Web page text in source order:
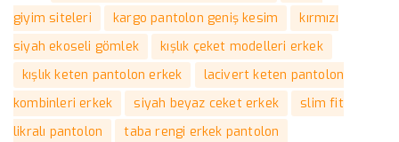
giyim siteleri
kargo pantolon geniş kesim
kırmızı
siyah ekoseli gömlek
kışlık çeket modelleri erkek
kışlık keten pantolon erkek
lacivert keten pantolon
kombinleri erkek
siyah beyaz ceket erkek
slim fit
likralı pantolon
taba rengi erkek pantolon